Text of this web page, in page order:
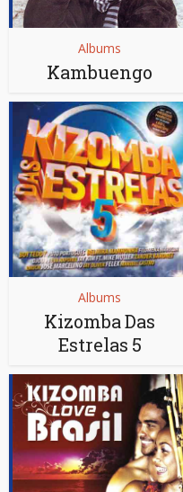
Albums
Kambuengo
Albums
Kizomba Das
Estrelas 5